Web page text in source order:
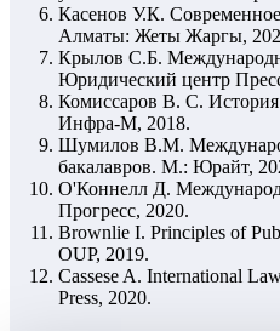
Касенов У.К.
Алматы: Жеты Жаргы,
Крылов С.Б.
Юридический центр
Комиссаров В. С.
Инфра-М, 2018.
Шумилов В.М.
бакалавров. М.: Юрайт,
О'Коннелл Д.
Прогресс, 2020.
Brownlie I. Principles of
OUP, 2019.
Cassese A. International
Press, 2020.